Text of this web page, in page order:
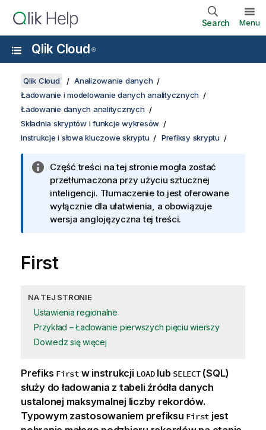
Search Menu
Qlik Cloud ®
Qlik Cloud
Analizowanie danych
Ładowanie i modelowanie danych analitycznych
Ładowanie danych analitycznych
Składnia skryptów i funkcje wykresów
Instrukcje i słowa kluczowe skryptu
Prefiksy skryptu
Część treści na tej stronie mogła zostać
przetłumaczona przy użyciu sztucznej
inteligencji. Tłumaczenie to jest oferowane
wyłącznie dla ułatwienia, a obowiązuje
wersja anglojęzyczna tej treści.
First
NA TEJ STRONIE
Ustawienia regionalne
Przykład – Ładowanie pierwszych pięciu wierszy
Dowiedz się więcej
Prefiks Firstw instrukcji LOADlub SELECT(SQL)
służy do ładowania z tabeli źródła danych
ustalonej maksymalnej liczby rekordów.
Typowym zastosowaniem prefiksu First jest